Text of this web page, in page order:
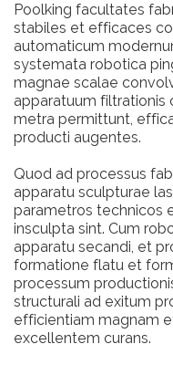
Poolking facultates
stabiles et efficaces
automaticum
systemata robotica
magnae scalae
apparatuum filtrationis
metra permittunt,
producti augentes.
Quod ad processus
apparatu sculpturae
parametros technicos
insculpta sint. Cum
apparatu secandi, et
formatione flatu et
processum
structurali ad exitum
efficientiam magnam
excellentem curans.